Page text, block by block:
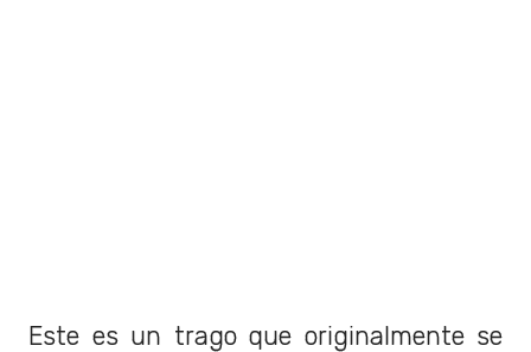
Este es un trago que originalmente se